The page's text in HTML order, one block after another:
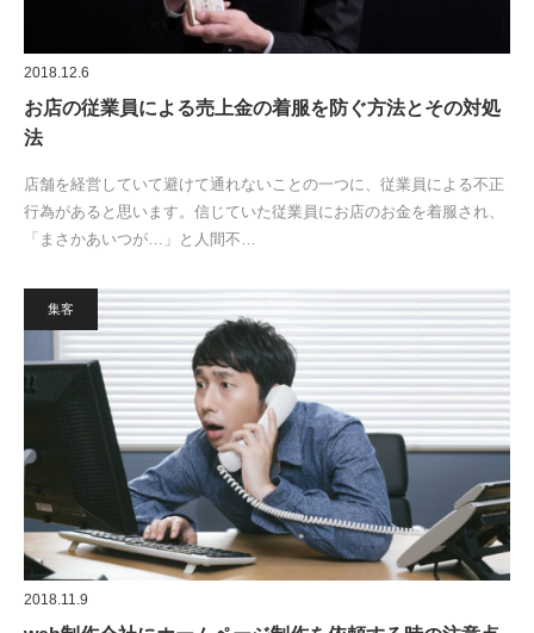
2018.12.6
お店の従業員による売上金の着服を防ぐ方法とその対処
法
店舗を経営していて避けて通れないことの一つに、従業員による不正
行為があると思います。信じていた従業員にお店のお金を着服され、
「まさかあいつが…」と人間不…
集客
2018.11.9